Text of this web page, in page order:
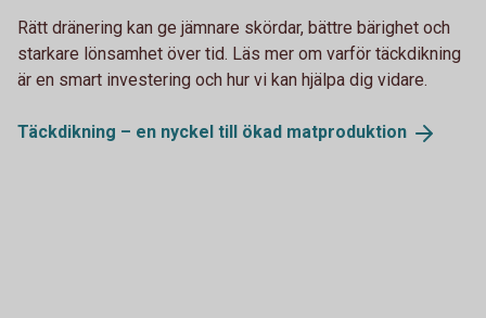
Rätt dränering kan ge jämnare skördar, bättre bärighet och
starkare lönsamhet över tid. Läs mer om varför täckdikning
är en smart investering och hur vi kan hjälpa dig vidare.
Täckdikning – en nyckel till ökad matproduktion